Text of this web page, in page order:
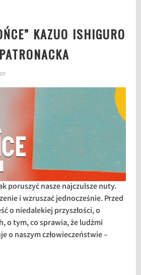
KAZUO ISHIGURO
poruszyć nasze najczulsze nuty.
i wzruszać jednocześnie. Przed
o niedalekiej przyszłości, o
o tym, co sprawia, że ludźmi
o naszym człowieczeństwie –